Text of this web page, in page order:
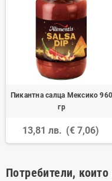
Пикантна салца Мексико 960
гр
13,81 лв. (€ 7,06)
Потребители,